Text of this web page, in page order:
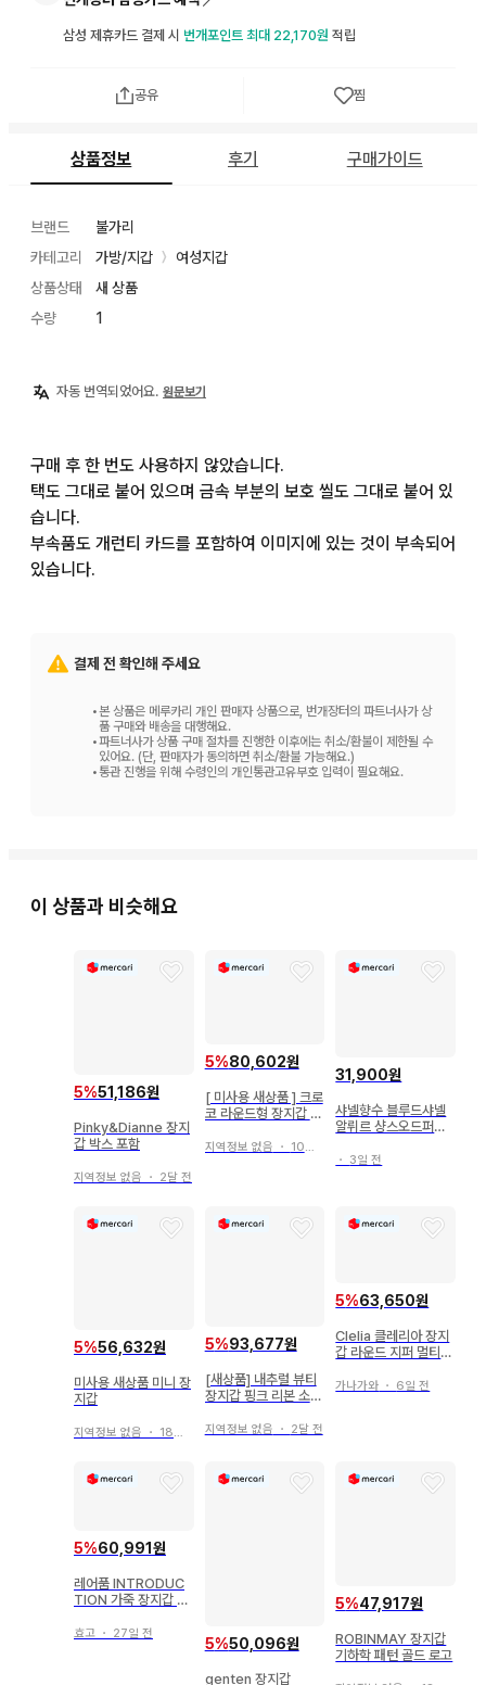
삼성 제휴카드 결제 시 번개포인트 최대 22,170원 적립
공유 찜
상품정보 후기 구매가이드
브랜드
불가리
카테고리
가방/지갑 〉
여성지갑
상품상태
새 상품
수량
1
자동 번역되었어요. 원문보기
구매 후 한 번도 사용하지 않았습니다.
택도 그대로 붙어 있으며 금속 부분의 보호 씰도 그대로 붙어 있
습니다.
부속품도 개런티 카드를 포함하여 이미지에 있는 것이 부속되어
있습니다.
결제 전 확인해 주세요
•본 상품은 메루카리 개인 판매자 상품으로, 번개장터의 파트너사가 상
품 구매와 배송을 대행해요.
•파트너사가 상품 구매 절차를 진행한 이후에는 취소/환불이 제한될 수
있어요. (단, 판매자가 동의하면 취소/환불 가능해요.)
•통관 진행을 위해 수령인의 개인통관고유부호 입력이 필요해요.
이 상품과 비슷해요
5%51,186원
Pinky&Dianne 장지
갑 박스 포함
지역정보 없음 ・ 2달 전
5%80,602원
[ 미사용 새상품 ] 크로
코 라운드형 장지갑 블
지역정보 없음 ・ 10일 전
31,900원
샤넬향수 블루드샤넬
알뤼르 샹스오드퍼퓸
브 코코마드모아젤 디
즈클럽
・ 3일 전
5%56,632원
미사용 새상품 미니 장
지갑
지역정보 없음 ・ 18일 전
5%93,677원
[새상품] 내추럴 뷰티
장지갑 핑크 리본 소가
지역정보 없음 ・ 2달 전
5%63,650원
Clelia 클레리아 장지
갑 라운드 지퍼 멀티
가나가와 ・ 6일 전
5%60,991원
레어품 INTRODUC
TION 가죽 장지갑 스
효고 ・ 27일 전
5%50,096원
genten 장지갑
5%47,917원
ROBINMAY 장지갑
기하학 패턴 골드 로고